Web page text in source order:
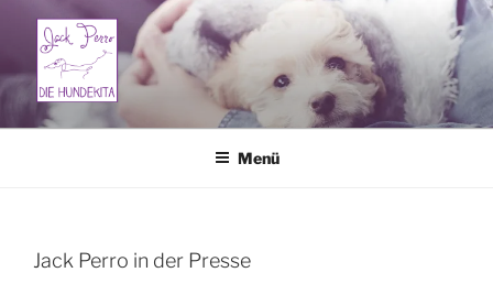
springen
JACK PERRO – HUNDEKITA
Ihre Hundebetreuung in Berlin und Umland
Menü
Jack Perro in der Presse